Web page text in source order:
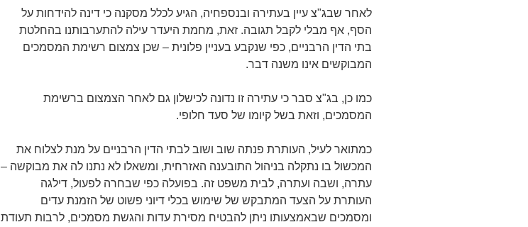
לאחר שבג"צ עיין בעתירה ובנספחיה, הגיע לכלל מסקנה כי דינה להידחות על
הסף, אף מבלי לקבל תגובה. זאת, מחמת היעדר עילה להתערבותנו בהחלטת
בתי הדין הרבניים, כפי שנקבע בעניין פלונית – שכן צמצום רשימת המסמכים
המבוקשים אינו משנה דבר.
כמו כן, בג"צ סבר כי עתירה זו נדונה לכישלון גם לאחר הצמצום ברשימת
המסמכים, וזאת בשל קיומו של סעד חלופי.
כמתואר לעיל, העותרת פנתה שוב ושוב לבתי הדין הרבניים על מנת לצלוח את
המכשול בו נתקלה בניהול התובענה האזרחית, ומשאלו לא נתנו לה את מבוקשה –
עתרה, ושבה ועתרה, לבית משפט זה. בפועלה כפי שבחרה לפעול, דילגה
העותרת על הצעד המתבקש של שימוש בכלי דיוני פשוט של הזמנת עדים
ומסמכים שבאמצעותו ניתן להבטיח מסירת עדות והגשת מסמכים, לרבות תעודת